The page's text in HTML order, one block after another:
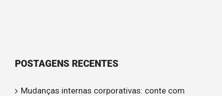
POSTAGENS RECENTES
Mudanças internas corporativas: conte com